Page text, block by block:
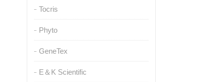
Tocris
Phyto
GeneTex
E＆K Scientific